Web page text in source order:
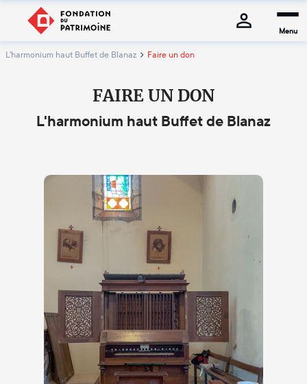
Menu
L'harmonium haut Buffet de Blanaz Faire un don
FAIRE UN DON
L'harmonium haut Buffet de Blanaz